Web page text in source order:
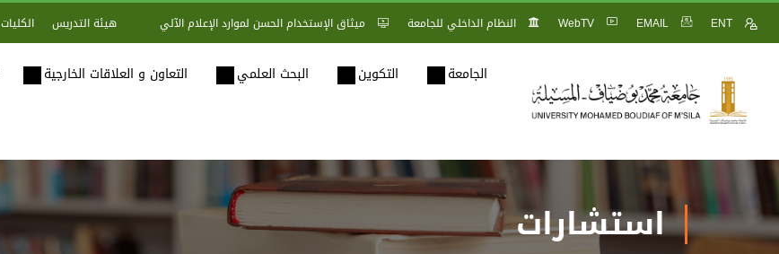
ENT
EMAIL
WebTV النظام الداخلي للجامعة ميثاق الإستخدام الحسن لموارد الإعلام الآلي هيئة التدريس الكليات
الجامعة التكوين البحث العلمي التعاون و العلاقات الخارجية
استشارات